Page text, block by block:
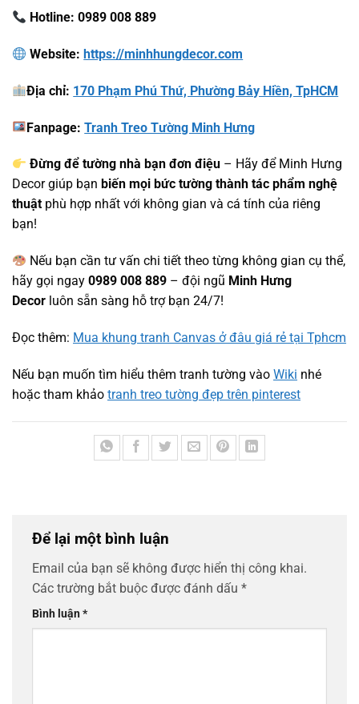
Hotline: 0989 008 889
Website:https://minhhungdecor.com
Địa chỉ: 170 Phạm Phú Thứ, Phường Bảy Hiền, TpHCM
Fanpage: Tranh Treo Tường Minh Hưng
Đừng để tường nhà bạn đơn điệu – Hãy để Minh Hưng
Decor giúp bạn biến mọi bức tường thành tác phẩm nghệ
thuật phù hợp nhất với không gian và cá tính của riêng
bạn!
Nếu bạn cần tư vấn chi tiết theo từng không gian cụ thể,
hãy gọi ngay 0989 008 889 – đội ngũ Minh Hưng
Decor luôn sẵn sàng hỗ trợ bạn 24/7!
Đọc thêm: Mua khung tranh Canvas ở đâu giá rẻ tại Tphcm
Nếu bạn muốn tìm hiểu thêm tranh tường vào Wiki nhé
hoặc tham khảo tranh treo tường đẹp trên pinterest
Để lại một bình luận
Email của bạn sẽ không được hiển thị công khai.
Các trường bắt buộc được đánh dấu *
Bình luận*